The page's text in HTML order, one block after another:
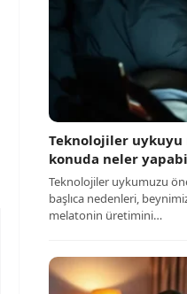
Teknolojiler uykuyu
konuda neler
Teknolojiler uykumuzu
başlıca nedenleri,
melatonin üretimini…